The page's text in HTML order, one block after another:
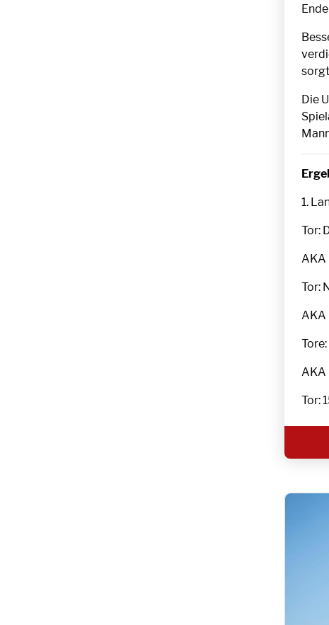
Die
1.
Tor:
AKA
Tor:
AKA
Tore:
AKA
Tor: